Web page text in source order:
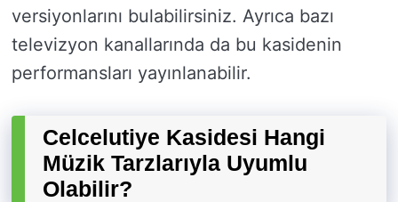
versiyonlarını bulabilirsiniz. Ayrıca bazı
televizyon kanallarında da bu kasidenin
performansları yayınlanabilir.
Celcelutiye Kasidesi Hangi
Müzik Tarzlarıyla Uyumlu
Olabilir?